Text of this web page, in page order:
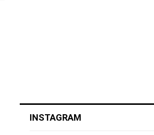
INSTAGRAM